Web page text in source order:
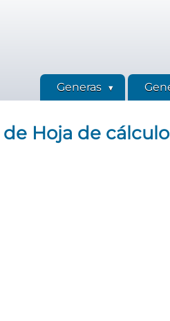
Generas
Hoja de cálculo